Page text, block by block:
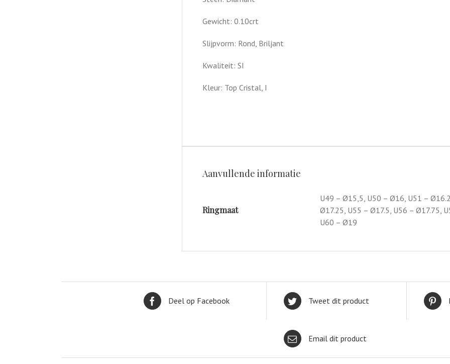
Gewicht: 0.10crt
Slijpvorm: Rond, Briljant
Kwaliteit: SI
Kleur: Top Cristal, I
Aanvullende informatie
Ringmaat
U49 – Ø15,5, U50 – Ø16, U51 –
Ø17.25, U55 – Ø17.5, U56 – Ø17.75,
U60 – Ø19
Deel op Facebook Tweet dit product
Email dit product